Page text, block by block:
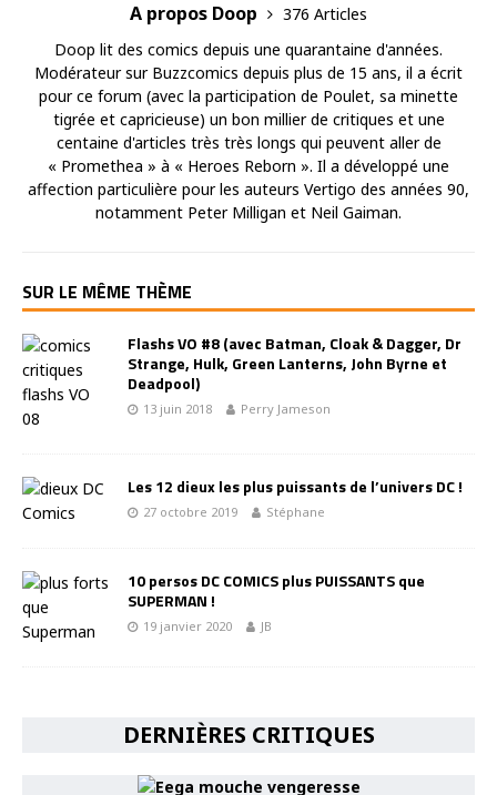
A propos Doop
376 Articles
Doop lit des comics depuis une quarantaine d'années.
Modérateur sur Buzzcomics depuis plus de 15 ans, il a écrit
pour ce forum (avec la participation de Poulet, sa minette
tigrée et capricieuse) un bon millier de critiques et une
centaine d'articles très très longs qui peuvent aller de
« Promethea » à « Heroes Reborn ». Il a développé une
affection particulière pour les auteurs Vertigo des années 90,
notamment Peter Milligan et Neil Gaiman.
SUR LE MÊME THÈME
Flashs VO #8 (avec Batman, Cloak & Dagger, Dr
Strange, Hulk, Green Lanterns, John Byrne et
Deadpool)
13 juin 2018 Perry Jameson
Les 12 dieux les plus puissants de l’univers DC !
27 octobre 2019 Stéphane
10 persos DC COMICS plus PUISSANTS que
SUPERMAN !
19 janvier 2020 JB
DERNIÈRES CRITIQUES